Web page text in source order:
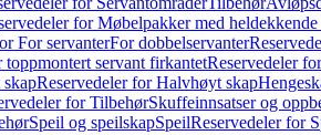
for Møbelpakker med heldekkende
For servanterFor dobbelservanter
toppmontert servant firkantetReservedeler
Reservedeler for Halvhøyt skap
for TilbehørSkuffeinnsatser og
Speil og speilskapSpeilReservedeler for